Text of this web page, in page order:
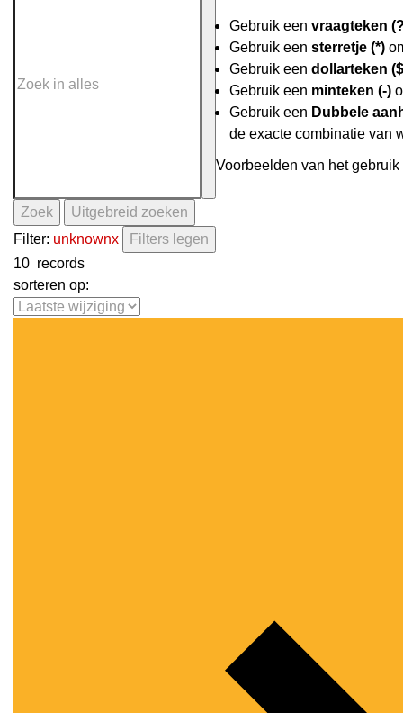
Gebruik een vraagteken
Gebruik een sterretje (*)
Gebruik een dollarteken
Gebruik een minteken (-)
Gebruik een Dubbele
de exacte combinatie van
Voorbeelden van het
Zoek
Uitgebreid zoeken
Filter: unknownx
Filters legen
10 records
sorteren op: